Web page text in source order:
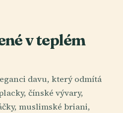
v teplém
davu, který odmítá
čínské vývary,
muslimské briani,